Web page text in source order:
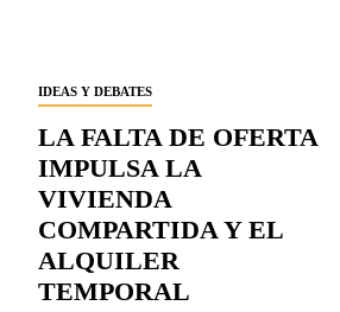
IDEAS Y DEBATES
LA FALTA DE OFERTA
IMPULSA LA
VIVIENDA
COMPARTIDA Y EL
ALQUILER
TEMPORAL